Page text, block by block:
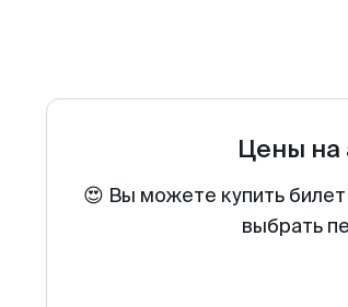
Цены на
😍 Вы можете купить
выбрать